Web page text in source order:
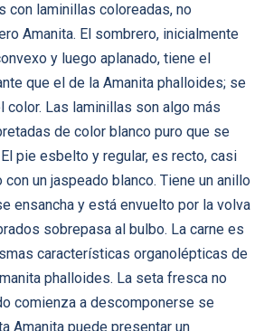
con laminillas coloreadas, no
Amanita. El sombrero, inicialmente
y luego aplanado, tiene el
que el de la Amanita phalloides; se
Las laminillas son algo más
de color blanco puro que se
pie esbelto y regular, es recto, casi
un jaspeado blanco. Tiene un anillo
ensancha y está envuelto por la volva
sobrepasa al bulbo. La carne es
características organolépticas de
phalloides. La seta fresca no
comienza a descomponerse se
Amanita puede presentar un